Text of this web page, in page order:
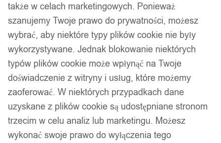
także w celach marketingowych. Ponieważ
szanujemy Twoje prawo do prywatności, możesz
wybrać, aby niektóre typy plików cookie nie były
wykorzystywane. Jednak blokowanie niektórych
typów plików cookie może wpłynąć na Twoje
doświadczenie z witryny i usług, które możemy
zaoferować. W niektórych przypadkach dane
uzyskane z plików cookie są udostępniane stronom
trzecim w celu analiz lub marketingu. Możesz
wykonać swoje prawo do wyłączenia tego